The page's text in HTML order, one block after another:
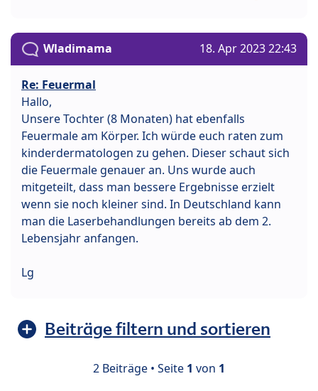
Wladimama 18. Apr 2023 22:43
Re: Feuermal
Hallo,
Unsere Tochter (8 Monaten) hat ebenfalls
Feuermale am Körper. Ich würde euch raten zum
kinderdermatologen zu gehen. Dieser schaut sich
die Feuermale genauer an. Uns wurde auch
mitgeteilt, dass man bessere Ergebnisse erzielt
wenn sie noch kleiner sind. In Deutschland kann
man die Laserbehandlungen bereits ab dem 2.
Lebensjahr anfangen.
Lg
Beiträge filtern und sortieren
2 Beiträge • Seite 1 von 1